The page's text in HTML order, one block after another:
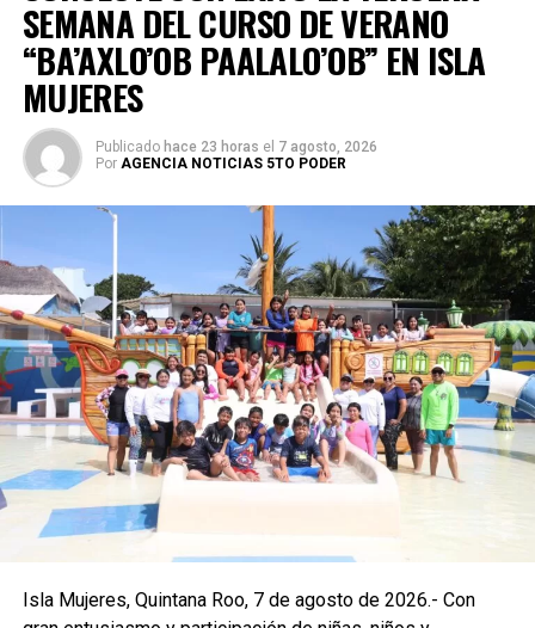
El jurado reconoció el talento de las y los participantes,
otorgando el primer lugar a Pablo Enrique Castillo, quien
recibió un premio de 10 mil pesos. El segundo lugar fue
para Diego Martín Rosado, con 7 mil 500 pesos; mientras
que el tercer sitio lo obtuvo Pedro Canche, acreedor de 5
mil pesos. En cuarto lugar quedó Daniel Ruiz, con un
premio de 3 mil 500 pesos, y en quinto lugar Jacob Levi
Quintero, quien recibió 2 mil pesos.
El Gobierno Municipal destacó que este tipo de
actividades fortalecen la convivencia familiar, impulsan el
talento local y consolidan espacios donde la cultura, los
sabores y la participación ciudadana se integran en las
festividades del municipio. Con acciones como esta, Isla
Mujeres reafirma su compromiso de preservar sus
SEMANA DEL CURSO DE VERANO
“BA’AXLO’OB PAALALO’OB” EN ISLA
MUJERES
Publicado hace 23 horas el 7 agosto, 2026
Por AGENCIA NOTICIAS 5TO PODER
Isla Mujeres, Quintana Roo, 7 de agosto de 2026.- Con